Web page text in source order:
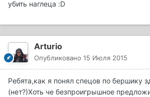
убить наглеца :D
Arturio
Опубликовано 15 Июля 2015
Ребята,как я понял спецов по бершику
(нет?)Хоть че безпроигрышное